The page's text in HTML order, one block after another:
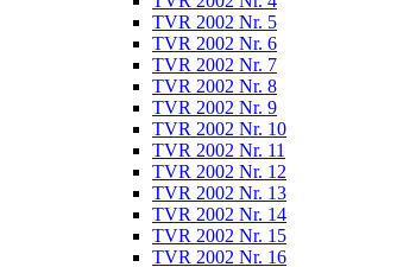
TVR 2002 Nr. 5
TVR 2002 Nr. 6
TVR 2002 Nr. 7
TVR 2002 Nr. 8
TVR 2002 Nr. 9
TVR 2002 Nr. 10
TVR 2002 Nr. 11
TVR 2002 Nr. 12
TVR 2002 Nr. 13
TVR 2002 Nr. 14
TVR 2002 Nr. 15
TVR 2002 Nr. 16